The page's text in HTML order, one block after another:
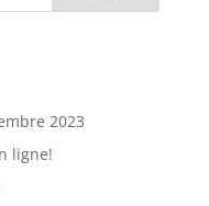
2023
ligne!